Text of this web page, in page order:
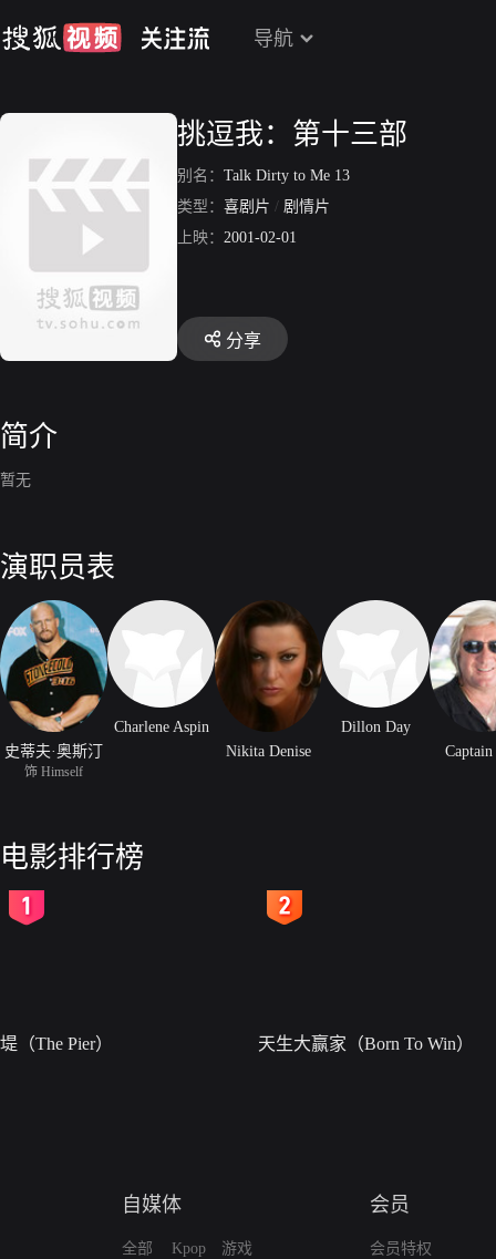
导航
挑逗我：第十三部
别名： Talk Dirty to Me 13
类型： 喜剧片 / 剧情片
上映： 2001-02-01
分享
简介
暂无
演职员表
史蒂夫·奥斯汀
饰 Himself
Charlene Aspin
Nikita Denise
Dillon Day
电影排行榜
堤（The Pier） 天生大赢家（Born To Win）
自媒体
全部
Kpop
游戏
会员
会员特权